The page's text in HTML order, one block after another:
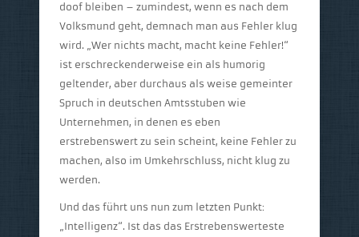
doof bleiben – zumindest, wenn es nach dem
Volksmund geht, demnach man aus Fehler klug
wird. „Wer nichts macht, macht keine Fehler!“
ist erschreckenderweise ein als humorig
geltender, aber durchaus als weise gemeinter
Spruch in deutschen Amtsstuben wie
Unternehmen, in denen es eben
erstrebenswert zu sein scheint, keine Fehler zu
machen, also im Umkehrschluss, nicht klug zu
werden.
Und das führt uns nun zum letzten Punkt:
„Intelligenz“. Ist das das Erstrebenswerteste